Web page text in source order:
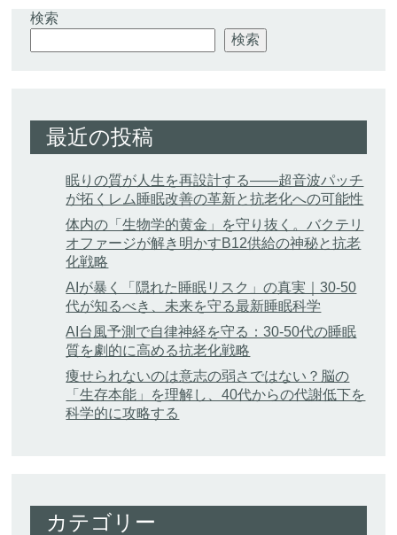
検索
検索
最近の投稿
眠りの質が人生を再設計する——超音波パッチ
が拓くレム睡眠改善の革新と抗老化への可能性
体内の「生物学的黄金」を守り抜く。バクテリ
オファージが解き明かすB12供給の神秘と抗老
化戦略
AIが暴く「隠れた睡眠リスク」の真実｜30-50
代が知るべき、未来を守る最新睡眠科学
AI台風予測で自律神経を守る：30-50代の睡眠
質を劇的に高める抗老化戦略
痩せられないのは意志の弱さではない？脳の
「生存本能」を理解し、40代からの代謝低下を
科学的に攻略する
カテゴリー